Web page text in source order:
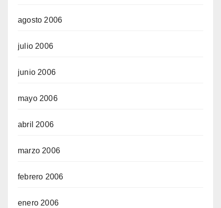
agosto 2006
julio 2006
junio 2006
mayo 2006
abril 2006
marzo 2006
febrero 2006
enero 2006